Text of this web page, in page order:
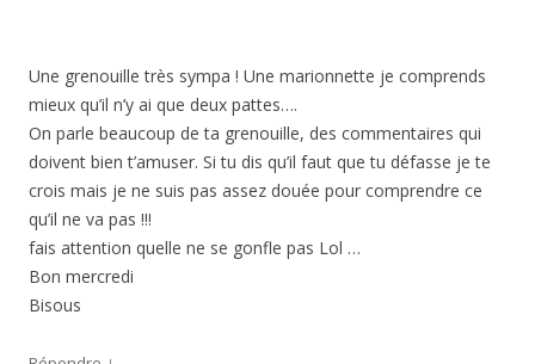
Une grenouille très sympa ! Une marionnette je comprends
mieux qu’il n’y ai que deux pattes….
On parle beaucoup de ta grenouille, des commentaires qui
doivent bien t’amuser. Si tu dis qu’il faut que tu défasse je te
crois mais je ne suis pas assez douée pour comprendre ce
qu’il ne va pas !!!
fais attention quelle ne se gonfle pas Lol …
Bon mercredi
Bisous